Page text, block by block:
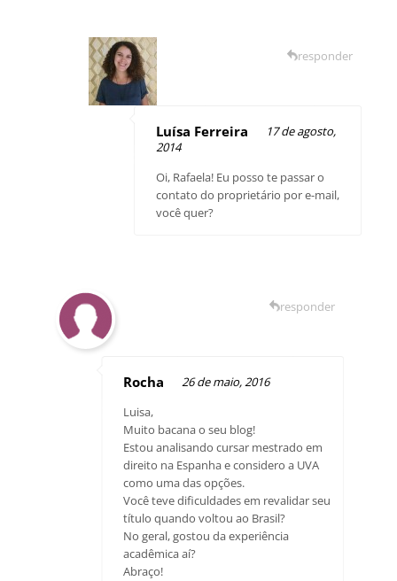
Luísa Ferreira
17 de agosto,
2014
Oi, Rafaela! Eu posso te passar o
contato do proprietário por e-mail,
você quer?
responder
Rocha
26 de maio, 2016
Luisa,
Muito bacana o seu blog!
Estou analisando cursar mestrado em
direito na Espanha e considero a UVA
como uma das opções.
Você teve dificuldades em revalidar seu
título quando voltou ao Brasil?
No geral, gostou da experiência
acadêmica aí?
Abraço!
responder